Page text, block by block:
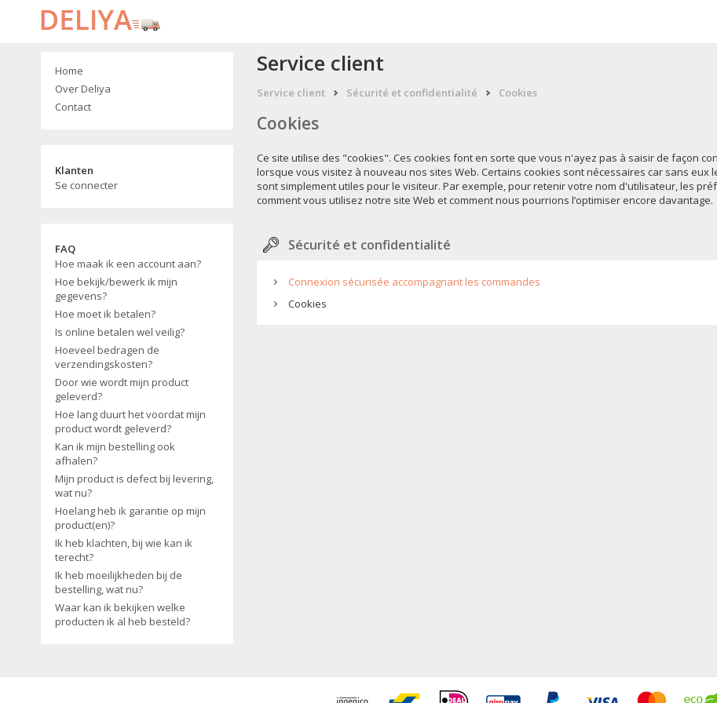
Home
Over Deliya
Contact
Klanten
Se connecter
FAQ
Hoe maak ik een account aan?
Hoe bekijk/bewerk ik mijn
gegevens?
Hoe moet ik betalen?
Is online betalen wel veilig?
Hoeveel bedragen de
verzendingskosten?
Door wie wordt mijn product
geleverd?
Hoe lang duurt het voordat mijn
product wordt geleverd?
Kan ik mijn bestelling ook
afhalen?
Mijn product is defect bij levering,
wat nu?
Hoelang heb ik garantie op mijn
product(en)?
Ik heb klachten, bij wie kan ik
terecht?
Ik heb moeilijkheden bij de
bestelling, wat nu?
Waar kan ik bekijken welke
producten ik al heb besteld?
Service client
Service client Sécurité et confidentialité Cookies
Cookies
Ce site utilise des "cookies". Ces cookies font en sorte que vous n'ayez pas à saisir de façon
lorsque vous visitez à nouveau nos sites Web. Certains cookies sont nécessaires car sans eux
sont simplement utiles pour le visiteur. Par exemple, pour retenir votre nom d'utilisateur, les
comment vous utilisez notre site Web et comment nous pourrions l’optimiser encore davantage.
Sécurité et confidentialité
Connexion sécurisée accompagnant les commandes
Cookies